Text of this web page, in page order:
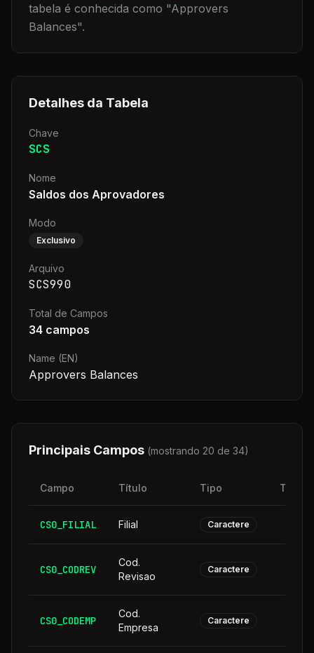
tabela é conhecida como "Approvers
Balances".
Detalhes da Tabela
Chave
SCS
Nome
Saldos dos Aprovadores
Modo
Exclusivo
Arquivo
SCS990
Total de Campos
34 campos
Name (EN)
Approvers Balances
Principais Campos (mostrando 20 de 34)
Campo Título Tipo
CS0_FILIAL Filial Caractere
CS0_CODREV
Cod.
Revisao
Caractere
CS0_CODEMP
Cod.
Empresa
Caractere